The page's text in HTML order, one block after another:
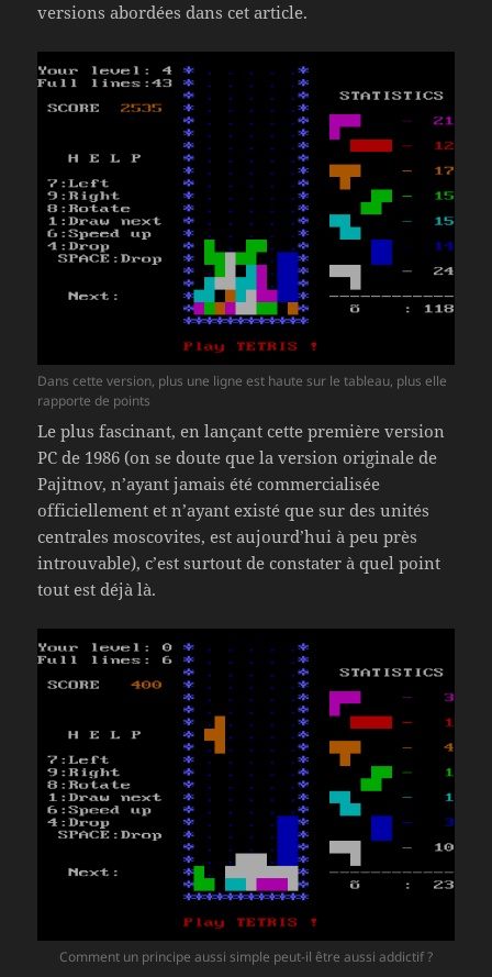
versions abordées dans cet article.
Dans cette version, plus une ligne est haute sur le tableau, plus elle
rapporte de points
Le plus fascinant, en lançant cette première version
PC de 1986 (on se doute que la version originale de
Pajitnov, n’ayant jamais été commercialisée
officiellement et n’ayant existé que sur des unités
centrales moscovites, est aujourd’hui à peu près
introuvable), c’est surtout de constater à quel point
tout est déjà là.
Comment un principe aussi simple peut-il être aussi addictif ?